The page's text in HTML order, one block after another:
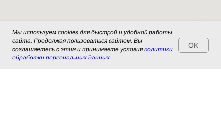
Мы используем cookies для быстрой и удобной работы
сайта. Продолжая пользоваться сайтом, Вы
соглашаетесь с этим и принимаете условия политики
обработки персональных данных
OK